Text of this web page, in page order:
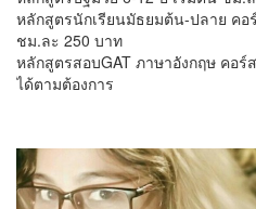
หลักสูตรนักเรียนมัธยมต้น-ปลาย คอ
ชม.ละ 250 บาท
หลักสูตรสอบGAT ภาษาอังกฤษ คอร์
ได้ตามต้องการ